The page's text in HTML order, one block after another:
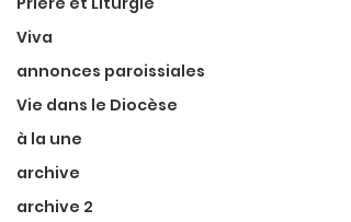
Viva
annonces paroissiales
Vie dans le Diocèse
à la une
archive
archive 2